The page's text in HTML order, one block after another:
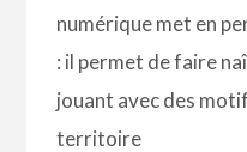
numérique met en
: il permet de faire
jouant avec des
territoire